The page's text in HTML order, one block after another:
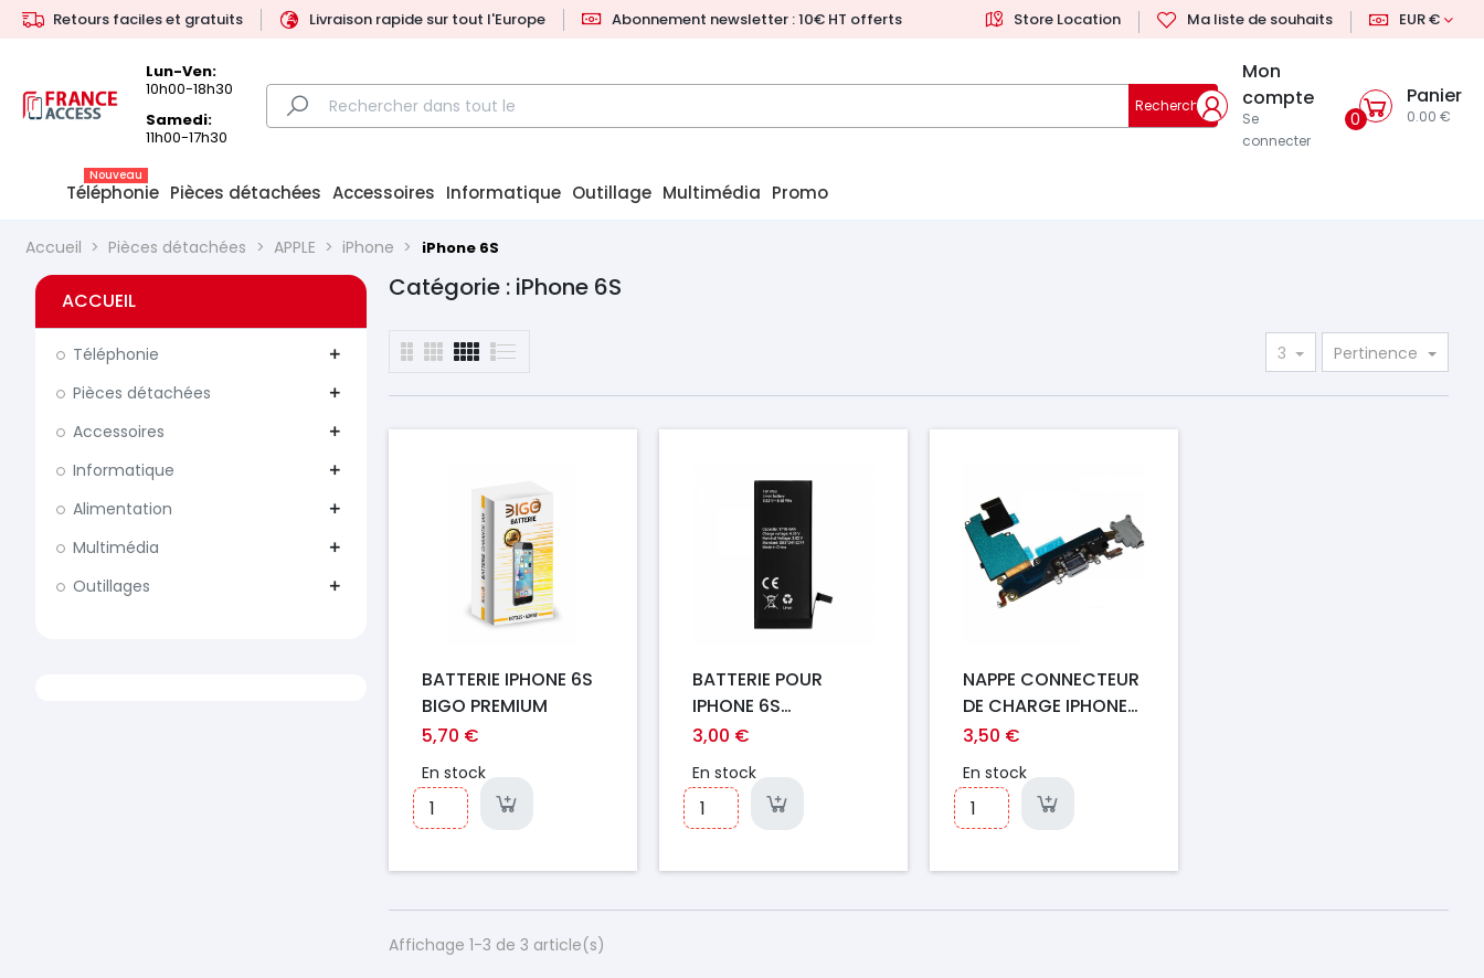
Retours faciles et gratuits Livraison rapide sur tout l'Europe Abonnement newsletter : 10€ HT offerts Store Location Ma liste de souhaits EUR €
Lun-Ven:
10h00-18h30
Samedi:
11h00-17h30
Rechercher
Mon
compte
Se
connecter
0
Panier
0.00 €
Téléphonie
Nouveau
Pièces détachées Accessoires Informatique Outillage Multimédia Promo
Accueil Pièces détachées APPLE iPhone iPhone 6S
ACCUEIL
Téléphonie add
Pièces détachées add
Accessoires add
Informatique add
Alimentation add
Multimédia add
Outillages add
Catégorie : iPhone 6S
3 Pertinence
BATTERIE IPHONE 6S
BIGO PREMIUM
5,70 €
En stock
BATTERIE POUR
IPHONE 6S
(STANDARD)
3,00 €
En stock
NAPPE CONNECTEUR
DE CHARGE IPHONE
6S ORI
3,50 €
En stock
Affichage 1-3 de 3 article(s)